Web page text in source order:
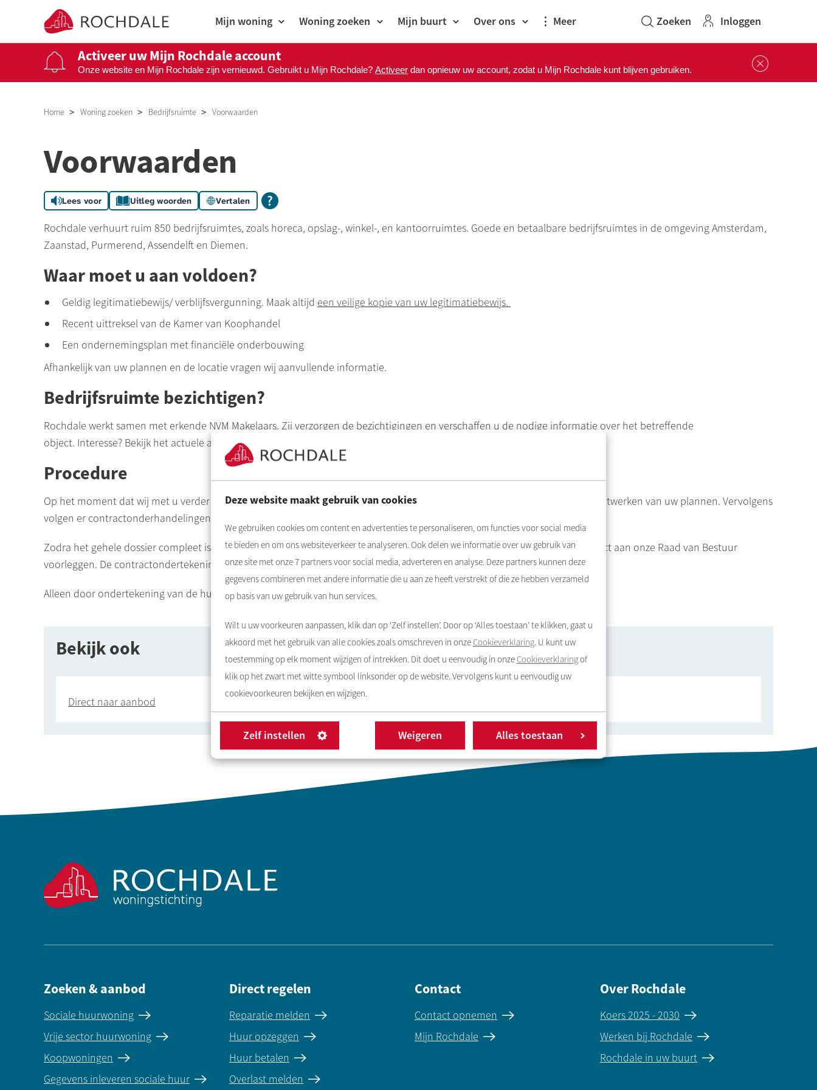
Deze website maakt gebruik van cookies
We gebruiken cookies om content en advertenties te personaliseren, om functies voor social media
te bieden en om ons websiteverkeer te analyseren. Ook delen we informatie over uw gebruik van
onze site met onze7 partners voor social media, adverteren en analyse. Deze partners kunnen deze
gegevens combineren met andere informatie die u aan ze heeft verstrekt of die ze hebben verzameld
op basis van uw gebruik van hun services.
Wilt u uw voorkeuren aanpassen, klik dan op ‘Zelf instellen’. Door op ‘Alles toestaan’ te klikken, gaat u
akkoord met het gebruik van alle cookies zoals omschreven in onze Cookieverklaring. U kunt uw
toestemming op elk moment wijzigen of intrekken. Dit doet u eenvoudig in onze Cookieverklaringof
klik op het zwart met witte symbool linksonder op de website. Vervolgens kunt u eenvoudig uw
cookievoorkeuren bekijken en wijzigen.
Zelf instellen Weigeren Alles toestaan
Naar de homepage Mijn woning Woning zoeken Mijn buurt Over ons Meer Inloggen
Activeer uw Mijn Rochdale account
Onze website en Mijn Rochdale zijn vernieuwd. Gebruikt u Mijn Rochdale? Activeer dan opnieuw uw account, zodat u Mijn Rochdale kunt blijven gebruiken.
Home Woning zoeken Bedrijfsruimte Voorwaarden
Voorwaarden
Lees voor Uitleg woorden Vertalen
Rochdale verhuurt ruim 850 bedrijfsruimtes, zoals horeca, opslag-, winkel-, en kantoorruimtes. Goede en betaalbare bedrijfsruimtes in de omgeving Amsterdam,
Zaanstad, Purmerend, Assendelft en Diemen.
Waar moet u aan voldoen?
Geldig legitimatiebewijs/ verblijfsvergunning. Maak altijd een veilige kopie van uw legitimatiebewijs.
Recent uittreksel van de Kamer van Koophandel
Een ondernemingsplan met financiële onderbouwing
Afhankelijk van uw plannen en de locatie vragen wij aanvullende informatie.
Bedrijfsruimte bezichtigen?
Rochdale werkt samen met erkende NVM Makelaars. Zij verzorgen de bezichtigingen en verschaffen u de nodige informatie over het betreffende
object. Interesse? Bekijk het actuele aanboden vraag een bezichtiging aan via het reactieformulier.
Procedure
Op het moment dat wij met u verder in gesprek willen, sluiten wij eerst een intentieovereenkomst. Daarna volgt het verder uitwerken van uw plannen. Vervolgens
volgen er contractonderhandelingen en het opstellen van een concept huurovereenkomst.
Zodra het gehele dossier compleet is, inclusief alle benodigde stukken, kunnen wij deze aanbieding inclusief concept contract aan onze Raad van Bestuur
voorleggen. De contractondertekening vindt plaats door de Raad van Bestuur of een gemachtigde.
Alleen door ondertekening van de huurovereenkomst geeft de Raad van Bestuur daadwerkelijk toestemming.
Bekijk ook
Direct naar aanbod
Zoeken & aanbod
Sociale huurwoning
Vrije sector huurwoning
Koopwoningen
Gegevens inleveren sociale huur
Direct regelen
Reparatie melden
Huur opzeggen
Huur betalen
Overlast melden
Contact
Contact opnemen
Mijn Rochdale
Over Rochdale
Koers 2025 - 2030
Werken bij Rochdale
Rochdale in uw buurt